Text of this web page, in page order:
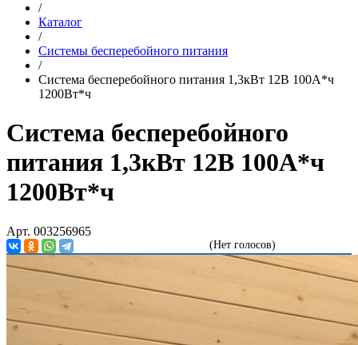
/
Каталог
/
Системы бесперебойного питания
/
Система бесперебойного питания 1,3кВт 12В 100А*ч
1200Вт*ч
Система бесперебойного
питания 1,3кВт 12В 100А*ч
1200Вт*ч
Арт. 003256965
(Нет голосов)